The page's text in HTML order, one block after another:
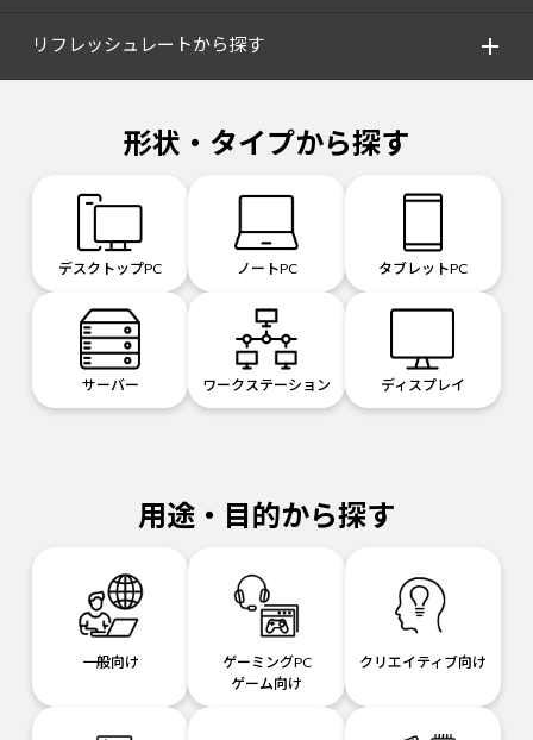
リフレッシュレートから探す
形状・タイプから探す
デスクトップPC ノートPC タブレットPC
サーバー ワークステーション ディスプレイ
用途・目的から探す
一般向け
ゲーミングPC
ゲーム向け
クリエイティブ向け